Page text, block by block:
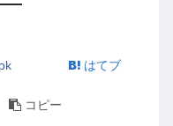
はてブ
コピー